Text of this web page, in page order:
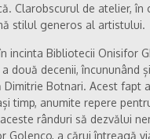
Clarobscurul de atelier,
stilul generos al artistului.
incinta Bibliotecii Onisifor
două decenii,
Botnari. Acest
timp, anumite repere
rânduri să dezvălui
Golenco, a cărui întreagă